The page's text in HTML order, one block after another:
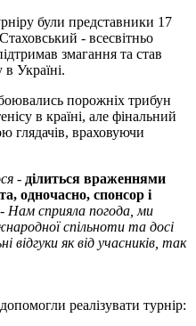
були представники 17
- всесвітньо
змагання та став
Україні.
порожніх трибун
в країні, але фінальний
глядачів, враховуючи
- ділиться враженнями
одночасно, спонсор і
- Нам сприяла погода, ми
спільноти та досі
відгуки як від учасників, так
реалізувати турнір: